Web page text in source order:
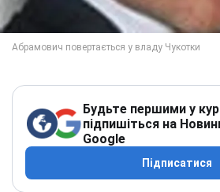
Будьте першими у
підпишіться на
Google
Підписатися